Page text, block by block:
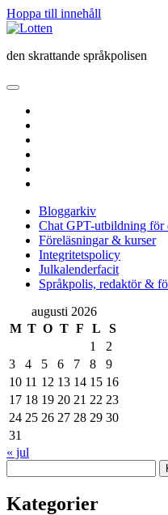
Hoppa till innehåll
Lotten
den skrattande språkpolisen
öppna
meny
Bloggarkiv
Chat GPT-utbildning för
Föreläsningar & kurser
Integritetspolicy
Julkalenderfacit
Språkpolis, redaktör &
Sidopanel
augusti 2026
M T O T F L
S
1
2
3
4 5 6 7 8
9
10 11 12 13 14 15 16
17 18 19 20 21 22 23
24 25 26 27 28 29 30
31
« jul
Kategorier